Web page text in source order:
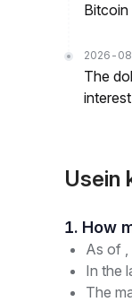
Bitcoin
2026-
The
Usein
As of ,
In the
The